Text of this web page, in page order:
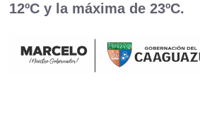
12ºC y la máxima de 23ºC.